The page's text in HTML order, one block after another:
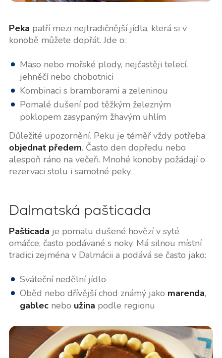
Peka patří mezi nejtradičnější jídla, která si v
konobě můžete dopřát. Jde o:
Maso nebo mořské plody, nejčastěji telecí,
jehněčí nebo chobotnici
Kombinaci s bramborami a zeleninou
Pomalé dušení pod těžkým železným
poklopem zasypaným žhavým uhlím
Důležité upozornění. Peku je téměř vždy potřeba
objednat předem. Často den dopředu nebo
alespoň ráno na večeři. Mnohé konoby požádají o
rezervaci stolu i samotné peky.
Dalmatská pašticada
Pašticada je pomalu dušené hovězí v syté
omáčce, často podávané s noky. Má silnou místní
tradici zejména v Dalmácii a podává se často jako:
Sváteční nedělní jídlo
Oběd nebo dřívější chod známý jako marenda,
gablecnebo užina podle regionu